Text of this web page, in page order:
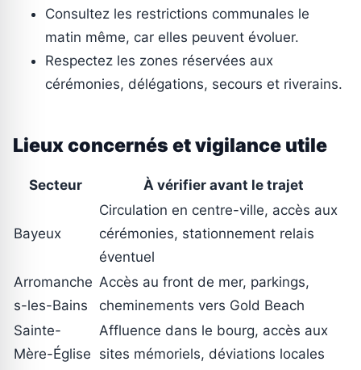
Consultez les restrictions communales le
matin même, car elles peuvent évoluer.
Respectez les zones réservées aux
cérémonies, délégations, secours et riverains.
Lieux concernés et vigilance utile
Secteur À vérifier avant le trajet
Bayeux
Circulation en centre-ville, accès aux
cérémonies, stationnement relais
éventuel
Arromanche
s-les-Bains
Accès au front de mer, parkings,
cheminements vers Gold Beach
Sainte-
Mère-Église
Affluence dans le bourg, accès aux
sites mémoriels, déviations locales